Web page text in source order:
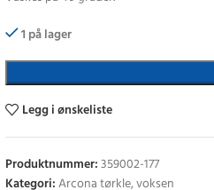
1 på lager
Legg i ønskeliste
Produktnummer:359002-177
Kategori:Arcona tørkle, voksen